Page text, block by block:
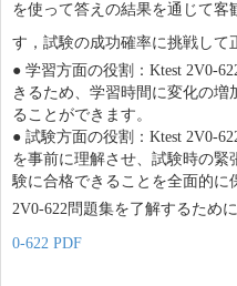
を使って答えの結果を通じて客
す，試験の成功確率に挑戦して
● 学習方面の役割：Ktest 2V0-
きるため、学習時間に変化の
ることができます。
● 試験方面の役割：Ktest 2V0-
を事前に理解させ、試験時の
験に合格できることを全面的に
2V0-622問題集を了解するため
0-622 PDF